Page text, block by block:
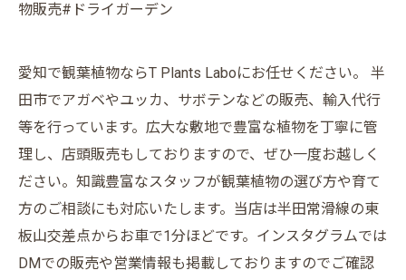
物販売#ドライガーデン
愛知で観葉植物ならT Plants Laboにお任せください。 半
田市でアガベやユッカ、サボテンなどの販売、輸入代行
等を行っています。広大な敷地で豊富な植物を丁寧に管
理し、店頭販売もしておりますので、ぜひ一度お越しく
ださい。知識豊富なスタッフが観葉植物の選び方や育て
方のご相談にも対応いたします。当店は半田常滑線の東
板山交差点からお車で1分ほどです。インスタグラムでは
DMでの販売や営業情報も掲載しておりますのでご確認